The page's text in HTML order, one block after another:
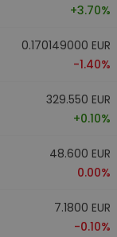
+3.70%
0.170149000 EUR
-1.40%
329.550 EUR
+0.10%
48.600 EUR
0.00%
7.1800 EUR
-0.10%